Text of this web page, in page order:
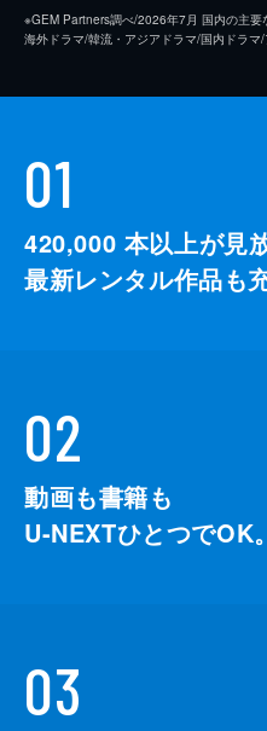
※GEM Partners調べ/2026年7⽉ 国内の主
海外ドラマ/韓流・アジアドラマ/国内ドラマ/
01
420,000 本以上が見
最新レンタル作品も
02
動画も書籍も
U-NEXTひとつでOK。
03